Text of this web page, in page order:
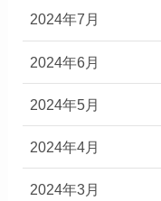
2024年7月
2024年6月
2024年5月
2024年4月
2024年3月